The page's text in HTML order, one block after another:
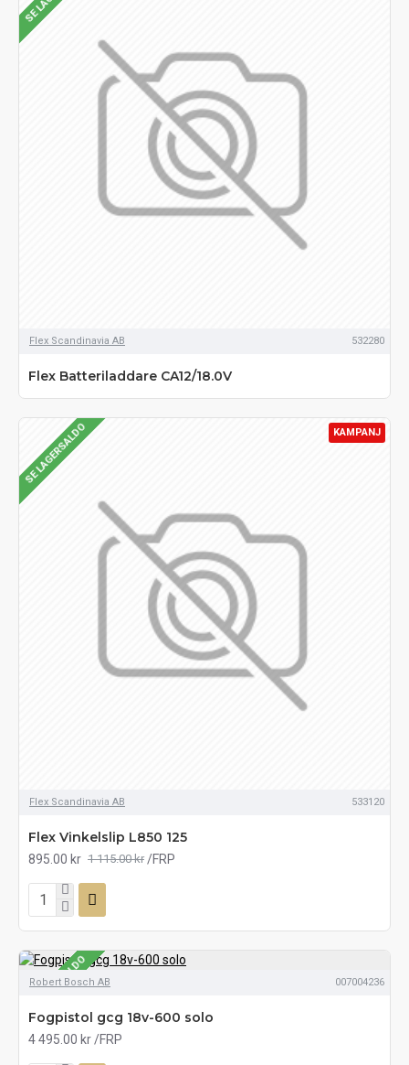
Flex Scandinavia AB 532280
Flex Batteriladdare CA12/18.0V
SE LAGERSALDO KAMPANJ
Flex Scandinavia AB 533120
Flex Vinkelslip L850 125
895.00 kr 1 115.00 kr /FRP
SE LAGERSALDO
Robert Bosch AB 007004236
Fogpistol gcg 18v-600 solo
4 495.00 kr /FRP